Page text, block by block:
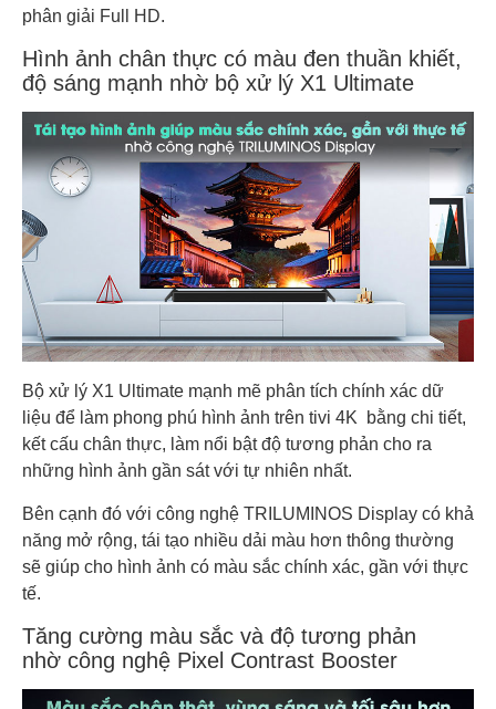
phân giải Full HD.
Hình ảnh chân thực có màu đen thuần khiết,
độ sáng mạnh nhờ bộ xử lý X1 Ultimate
Bộ xử lý X1 Ultimate mạnh mẽ phân tích chính xác dữ
liệu để làm phong phú hình ảnh trên tivi 4K bằng chi tiết,
kết cấu chân thực, làm nổi bật độ tương phản cho ra
những hình ảnh gần sát với tự nhiên nhất.
Bên cạnh đó với công nghệ TRILUMINOS Display có khả
năng mở rộng, tái tạo nhiều dải màu hơn thông thường
sẽ giúp cho hình ảnh có màu sắc chính xác, gần với thực
tế.
Tăng cường màu sắc và độ tương phản
nhờ công nghệ Pixel Contrast Booster